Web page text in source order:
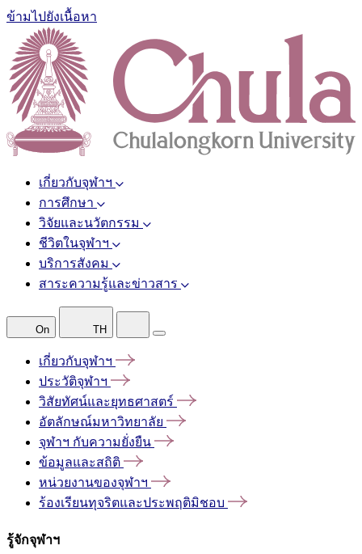
ข้ามไปยังเนื้อหา
เกี่ยวกับจุฬาฯ
การศึกษา
วิจัยและนวัตกรรม
ชีวิตในจุฬาฯ
บริการสังคม
สาระความรู้และข่าวสาร
On TH
เกี่ยวกับจุฬาฯ
ประวัติจุฬาฯ
วิสัยทัศน์และยุทธศาสตร์
อัตลักษณ์มหาวิทยาลัย
จุฬาฯ กับความยั่งยืน
ข้อมูลและสถิติ
หน่วยงานของจุฬาฯ
ร้องเรียนทุจริตและประพฤติมิชอบ
รู้จักจุฬาฯ